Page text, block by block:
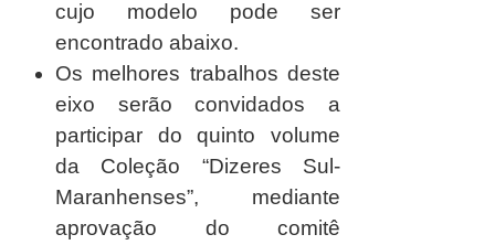
cujo modelo pode ser
encontrado abaixo.
Os melhores trabalhos deste
eixo serão convidados a
participar do quinto volume
da Coleção “Dizeres Sul-
Maranhenses”, mediante
aprovação do comitê